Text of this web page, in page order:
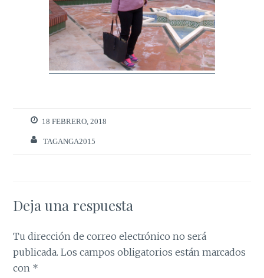
18 FEBRERO, 2018
TAGANGA2015
Deja una respuesta
Tu dirección de correo electrónico no será
publicada. Los campos obligatorios están marcados
con *